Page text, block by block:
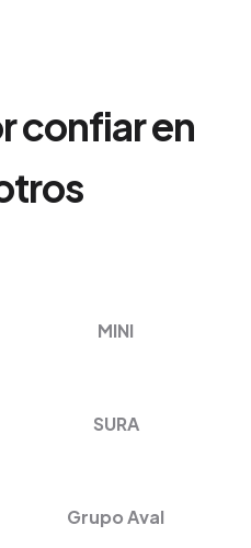
confiar en
MINI
SURA
Grupo Aval